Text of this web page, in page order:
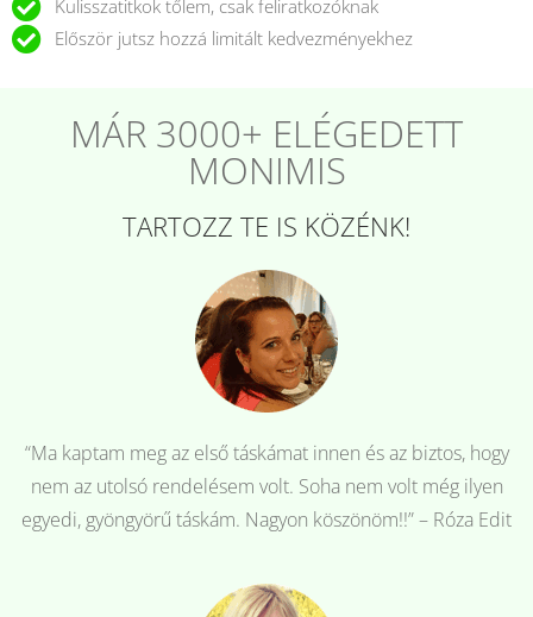
Kulisszatitkok tőlem, csak feliratkozóknak
Először jutsz hozzá limitált kedvezményekhez
MÁR 3000+ ELÉGEDETT
MONIMIS
TARTOZZ TE IS KÖZÉNK!
“Ma kaptam meg az első táskámat innen és az biztos, hogy
nem az utolsó rendelésem volt. Soha nem volt még ilyen
egyedi, gyöngyörű táskám. Nagyon köszönöm!!” – Róza Edit